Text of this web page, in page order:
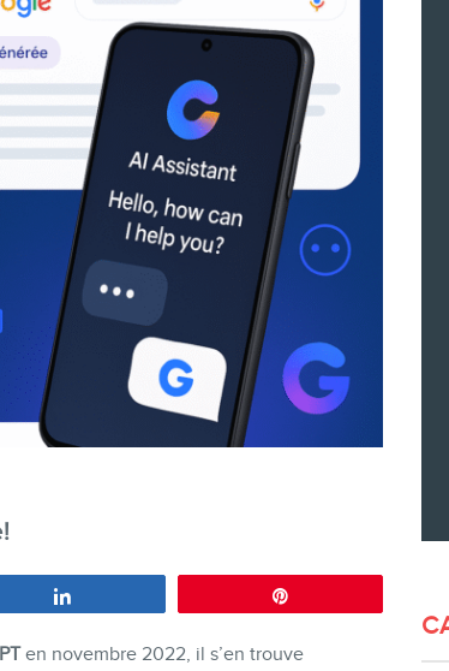
marketing de
Consultations
web (SEO) et IA (GEO)
Ebooks
BOUTIQUE
en novembre 2022, il s’en trouve